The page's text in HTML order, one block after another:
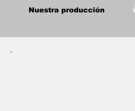
Nuestra producción